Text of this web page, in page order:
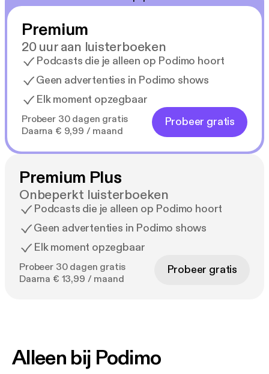
Premium
20 uur aan luisterboeken
Podcasts die je alleen op Podimo hoort
Geen advertenties in Podimo shows
Elk moment opzegbaar
Probeer 30 dagen gratis
Daarna € 9,99 / maand
Probeer gratis
Premium Plus
Onbeperkt luisterboeken
Podcasts die je alleen op Podimo hoort
Geen advertenties in Podimo shows
Elk moment opzegbaar
Probeer 30 dagen gratis
Daarna € 13,99 / maand
Probeer gratis
Alleen bij Podimo